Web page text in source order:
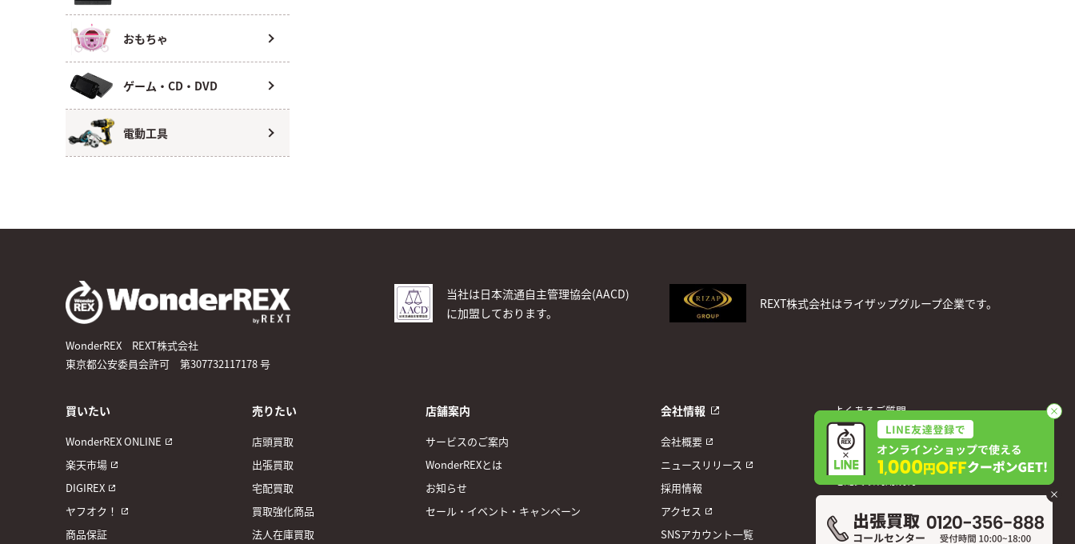
おもちゃ
ゲーム・CD・DVD
電動工具
WonderREX REXT株式会社
東京都公安委員会許可 第307732117178 号
当社は日本流通自主管理協会(AACD)
に加盟しております。
REXT株式会社はライザップグループ企業です。
買いたい
WonderREX ONLINE
楽天市場
DIGIREX
ヤフオク！
商品保証
売りたい
店頭買取
出張買取
宅配買取
買取強化商品
法人在庫買取
店舗案内
サービスのご案内
WonderREXとは
お知らせ
セール・イベント・キャンペーン
会社情報
会社概要
ニュースリリース
採用情報
アクセス
SNSアカウント一覧
よくあるご質問
お問い合わせ
個人情報保護方針
宅配買取利用規約